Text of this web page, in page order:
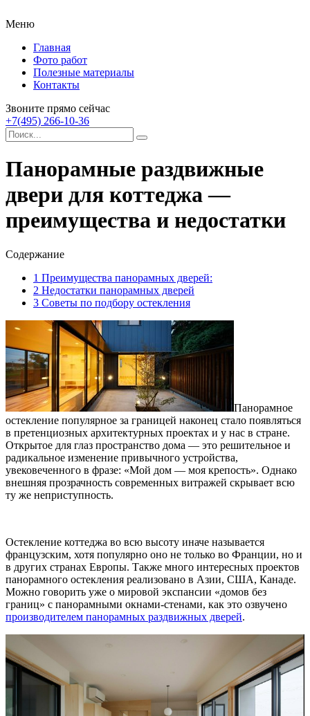
Меню
Главная
Фото работ
Полезные материалы
Контакты
Звоните прямо сейчас
+7(495) 266-10-36
Панорамные раздвижные
двери для коттеджа —
преимущества и недостатки
Содержание
1 Преимущества панорамных дверей:
2 Недостатки панорамных дверей
3 Советы по подбору остекления
Панорамное
остекление популярное за границей наконец стало появляться
в претенциозных архитектурных проектах и у нас в стране.
Открытое для глаз пространство дома — это решительное и
радикальное изменение привычного устройства,
увековеченного в фразе: «Мой дом — моя крепость». Однако
внешняя прозрачность современных витражей скрывает всю
ту же неприступность.
Остекление коттеджа во всю высоту иначе называется
французским, хотя популярно оно не только во Франции, но и
в других странах Европы. Также много интересных проектов
панорамного остекления реализовано в Азии, США, Канаде.
Можно говорить уже о мировой экспансии «домов без
границ» с панорамными окнами-стенами, как это озвучено
производителем панорамных раздвижных дверей.